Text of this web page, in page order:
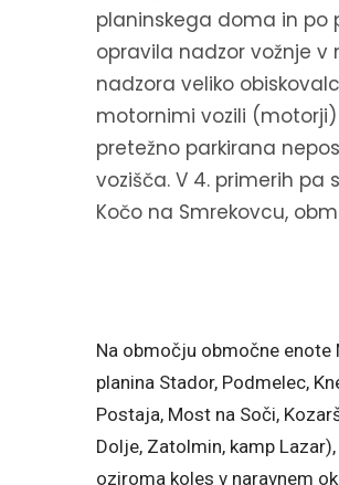
planinskega doma in po
opravila nadzor vožnje v
nadzora veliko
motornimi vozili
pretežno parkirana
vozišča. V 4. primerih
Kočo na Smrekovcu,
Na območju območne
planina Stador, Podmelec,
Postaja, Most na Soči,
Dolje, Zatolmin, kamp
oziroma koles v naravnem